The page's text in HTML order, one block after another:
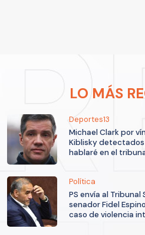
LO MÁS
Deportes13
Michael Clark por
Kiblisky detectados
hablaré en el
Política
PS envía al
senador Fidel
caso de violencia